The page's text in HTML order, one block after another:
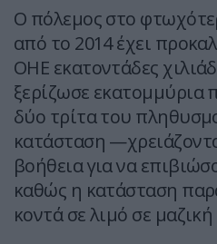
Ο πόλεμος στο
από το 2014 έχει
ΟΗΕ εκατοντάδες
ξερίζωσε εκατομμύρια
δύο τρίτα του
κατάσταση
βοήθεια για να
καθώς η κατάσταση
κοντά σε λιμό σε